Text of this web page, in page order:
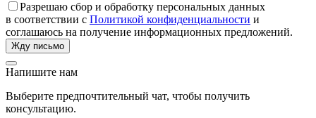
Разрешаю сбор и обработку персональных данных
в соответствии с Политикой конфиденциальности и
соглашаюсь на получение информационных предложений.
Напишите нам
Выберите предпочтительный чат, чтобы получить
консультацию.